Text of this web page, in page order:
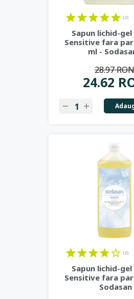
(2)
Sapun lichid-gel
Sensitive fara
ml -
24.62
28.97 RON
(2)
Sapun lichid-gel
Sensitive fara
Sodasan